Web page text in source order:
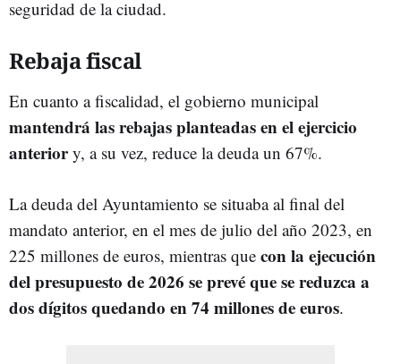
seguridad de la ciudad.
Rebaja fiscal
En cuanto a fiscalidad, el gobierno municipal
mantendrá las rebajas planteadas en el ejercicio
anteriory, a su vez, reduce la deuda un 67%.
La deuda del Ayuntamiento se situaba al final del
mandato anterior, en el mes de julio del año 2023, en
225 millones de euros, mientras que con la ejecución
del presupuesto de 2026 se prevé que se reduzca a
dos dígitos quedando en 74 millones de euros.